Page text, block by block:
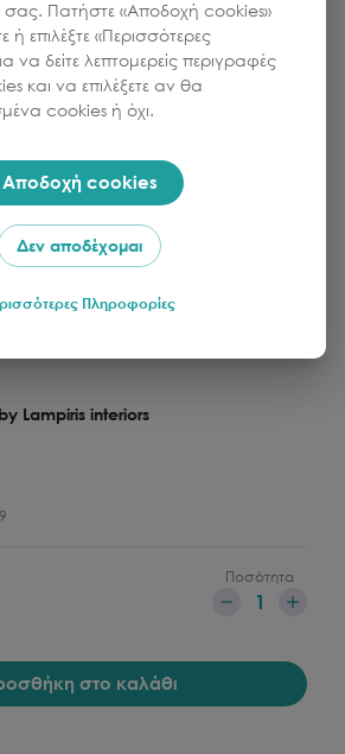
Lampiris interiors
Ποσότητα
1
στο καλάθι
σας. Πατήστε «Αποδοχή cookies»
ή επιλέξτε «Περισσότερες
να δείτε λεπτομερείς περιγραφές
και να επιλέξετε αν θα
cookies ή όχι.
Αποδοχή cookies
Δεν αποδέχομαι
Πληροφορίες